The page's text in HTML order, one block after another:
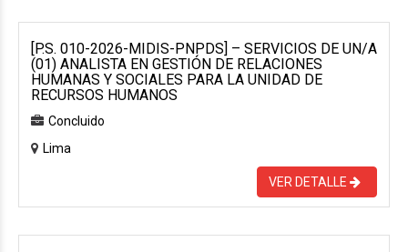
[P.S. 010-2026-MIDIS-PNPDS] – SERVICIOS DE UN/A
(01) ANALISTA EN GESTIÓN DE RELACIONES
HUMANAS Y SOCIALES PARA LA UNIDAD DE
RECURSOS HUMANOS
Concluido
Lima
VER DETALLE